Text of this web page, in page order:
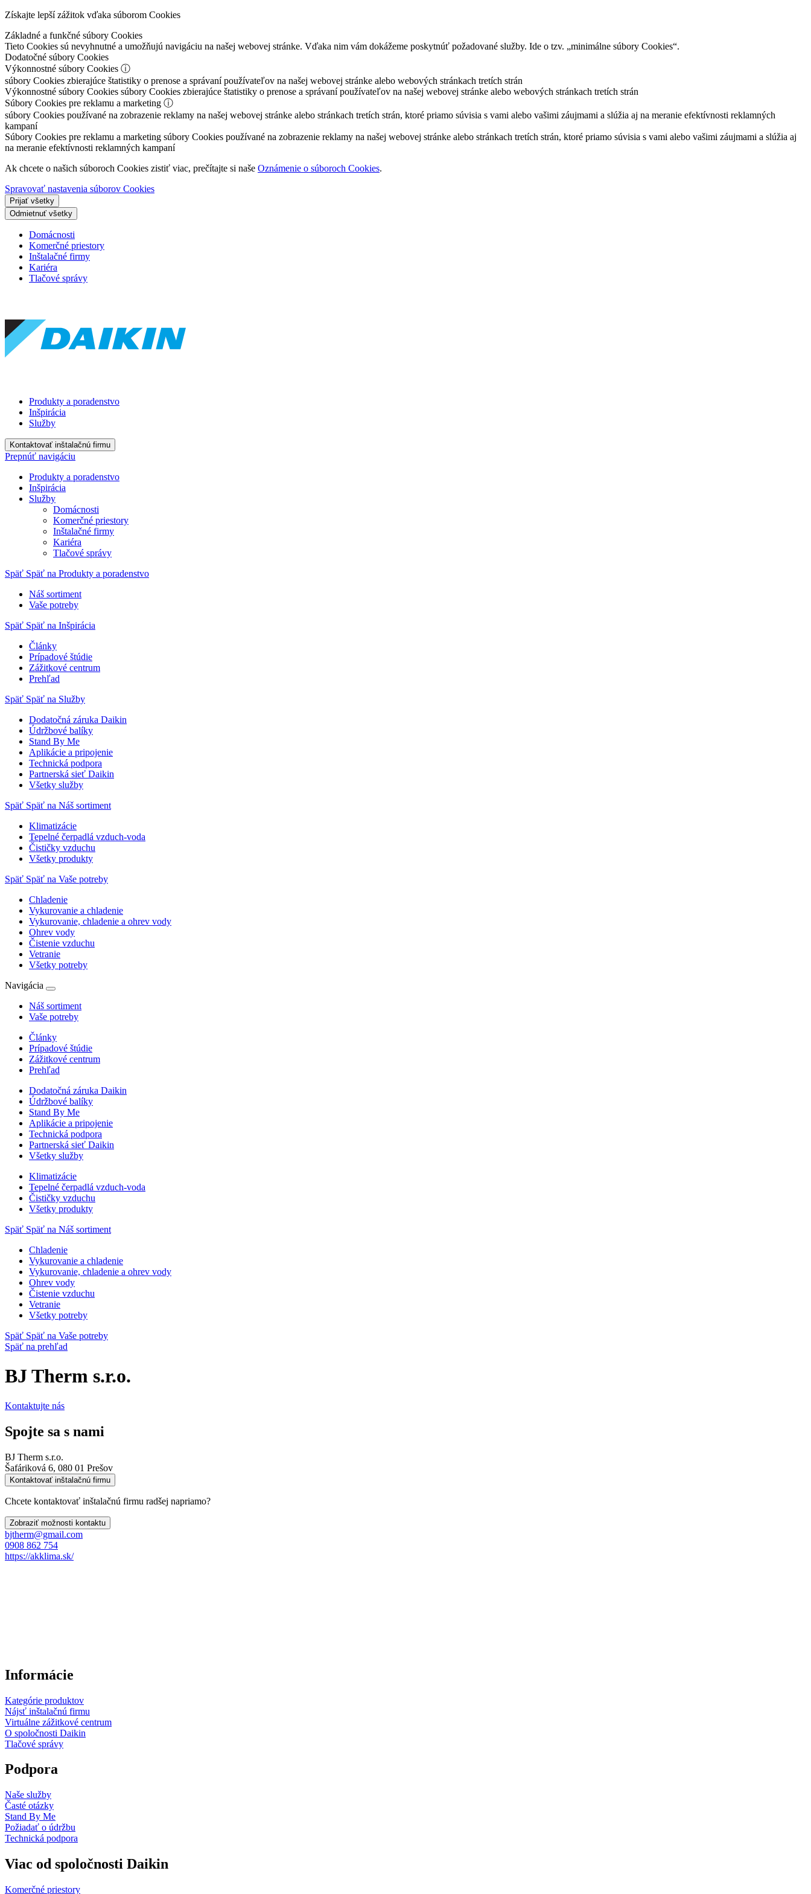
Získajte lepší zážitok vďaka súborom Cookies
Základné a funkčné súbory Cookies
Tieto Cookies sú nevyhnutné a umožňujú navigáciu na našej webovej stránke. Vďaka nim vám dokážeme poskytnúť požadované služby. Ide o tzv. „minimálne súbory Cookies“.
Dodatočné súbory Cookies
Výkonnostné súbory Cookies ⓘ
súbory Cookies zbierajúce štatistiky o prenose a správaní používateľov na našej webovej stránke alebo webových stránkach tretích strán
Výkonnostné súbory Cookies súbory Cookies zbierajúce štatistiky o prenose a správaní používateľov na našej webovej stránke alebo webových stránkach tretích strán
Súbory Cookies pre reklamu a marketing ⓘ
súbory Cookies používané na zobrazenie reklamy na našej webovej stránke alebo stránkach tretích strán, ktoré priamo súvisia s vami alebo vašimi záujmami a slúžia aj na meranie efektívnosti reklamných
kampaní
Súbory Cookies pre reklamu a marketing súbory Cookies používané na zobrazenie reklamy na našej webovej stránke alebo stránkach tretích strán, ktoré priamo súvisia s vami alebo vašimi záujmami a slúžia aj
na meranie efektívnosti reklamných kampaní
Ak chcete o našich súboroch Cookies zistiť viac, prečítajte si naše Oznámenie o súboroch Cookies.
Spravovať nastavenia súborov Cookies
Prijať všetky
Odmietnuť všetky
Domácnosti
Komerčné priestory
Inštalačné firmy
Kariéra
Tlačové správy
Produkty a poradenstvo
Inšpirácia
Služby
Kontaktovať inštalačnú firmu
Prepnúť navigáciu
Produkty a poradenstvo
Inšpirácia
Služby
Domácnosti
Komerčné priestory
Inštalačné firmy
Kariéra
Tlačové správy
Späť Späť na Produkty a poradenstvo
Náš sortiment
Vaše potreby
Späť Späť na Inšpirácia
Články
Prípadové štúdie
Zážitkové centrum
Prehľad
Späť Späť na Služby
Dodatočná záruka Daikin
Údržbové balíky
Stand By Me
Aplikácie a pripojenie
Technická podpora
Partnerská sieť Daikin
Všetky služby
Späť Späť na Náš sortiment
Klimatizácie
Tepelné čerpadlá vzduch-voda
Čističky vzduchu
Všetky produkty
Späť Späť na Vaše potreby
Chladenie
Vykurovanie a chladenie
Vykurovanie, chladenie a ohrev vody
Ohrev vody
Čistenie vzduchu
Vetranie
Všetky potreby
Navigácia
Náš sortiment
Vaše potreby
Články
Prípadové štúdie
Zážitkové centrum
Prehľad
Dodatočná záruka Daikin
Údržbové balíky
Stand By Me
Aplikácie a pripojenie
Technická podpora
Partnerská sieť Daikin
Všetky služby
Klimatizácie
Tepelné čerpadlá vzduch-voda
Čističky vzduchu
Všetky produkty
Späť Späť na Náš sortiment
Chladenie
Vykurovanie a chladenie
Vykurovanie, chladenie a ohrev vody
Ohrev vody
Čistenie vzduchu
Vetranie
Všetky potreby
Späť Späť na Vaše potreby
Späť na prehľad
BJ Therm s.r.o.
Kontaktujte nás
Spojte sa s nami
BJ Therm s.r.o.
Šafáriková 6, 080 01 Prešov
Kontaktovať inštalačnú firmu
Chcete kontaktovať inštalačnú firmu radšej napriamo?
Zobraziť možnosti kontaktu
bjtherm@gmail.com
0908 862 754
https://akklima.sk/
Informácie
Kategórie produktov
Nájsť inštalačnú firmu
Virtuálne zážitkové centrum
O spoločnosti Daikin
Tlačové správy
Podpora
Naše služby
Časté otázky
Stand By Me
Požiadať o údržbu
Technická podpora
Viac od spoločnosti Daikin
Komerčné priestory